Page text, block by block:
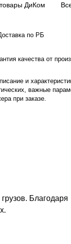
ДиКом
по РБ
качества от
и
важные
при заказе.
Благодаря